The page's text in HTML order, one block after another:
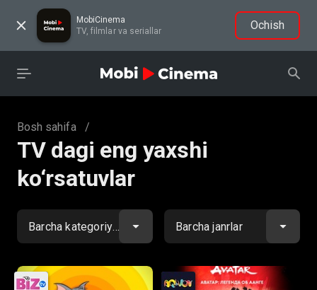
MobiCinema
TV, filmlar va seriallar
Ochish
Bosh sahifa /
TV dagi eng yaxshi
ko‘rsatuvlar